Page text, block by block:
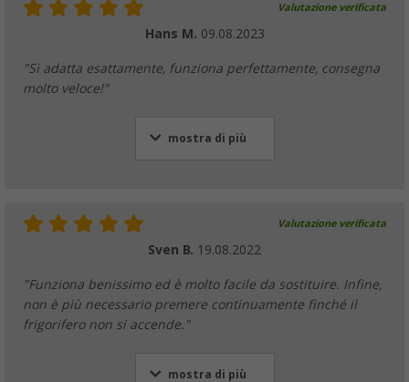
Valutazione verificata
Hans M. 09.08.2023
"Si adatta esattamente, funziona perfettamente, consegna
molto veloce!"
mostra di più
Valutazione verificata
Sven B. 19.08.2022
"Funziona benissimo ed è molto facile da sostituire. Infine,
non è più necessario premere continuamente finché il
frigorifero non si accende."
mostra di più